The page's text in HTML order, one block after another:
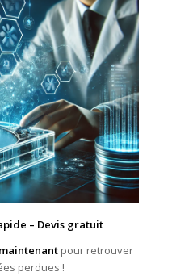
– Devis gratuit
pour retrouver
perdues !